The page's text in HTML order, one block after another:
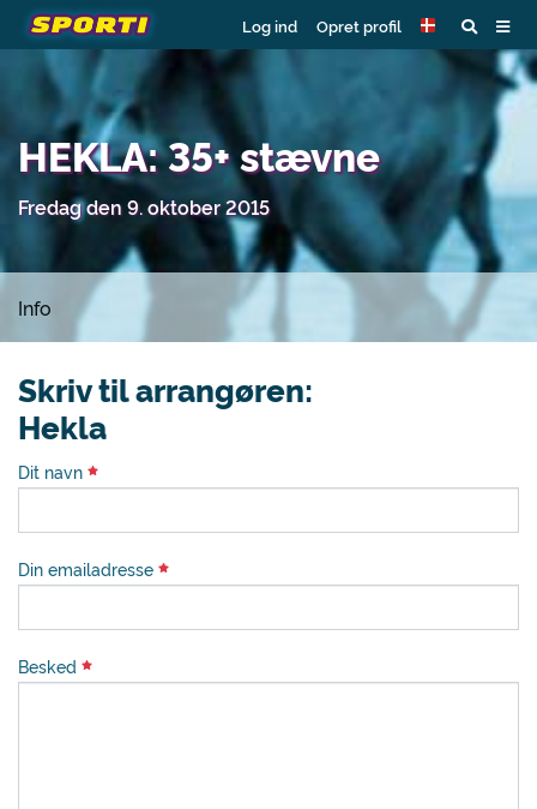
Log ind Opret profil
HEKLA: 35+ stævne
Fredag den 9. oktober 2015
Info
Skriv til arrangøren:
Hekla
Dit navn
Din emailadresse
Besked